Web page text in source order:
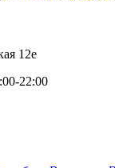
12е
22:00